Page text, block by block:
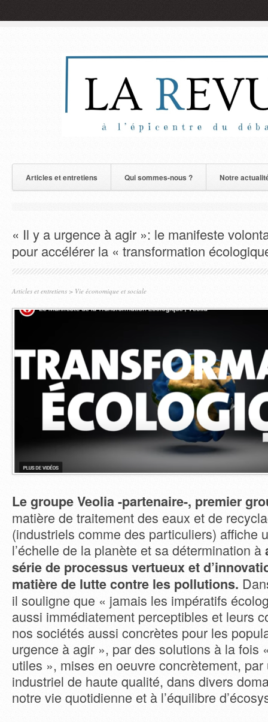
Articles et entretiens Qui sommes-nous ? Notre
« Il y a urgence à agir »: le manifeste
pour accélérer la « transformation
Articles et entretiens > Vie économique et sociale
Le groupe Veolia -partenaire-, premier
matière de traitement des eaux et de
(industriels comme des particuliers) affiche
l’échelle de la planète et sa détermination à
série de processus vertueux et
matière de lutte contre les pollutions.
il souligne que « jamais les impératifs
aussi immédiatement perceptibles et leurs
nos sociétés aussi concrètes pour les
urgence à agir », par des solutions à la fois
utiles », mises en oeuvre concrètement,
industriel de haute qualité, dans divers
notre vie quotidienne et à l’équilibre